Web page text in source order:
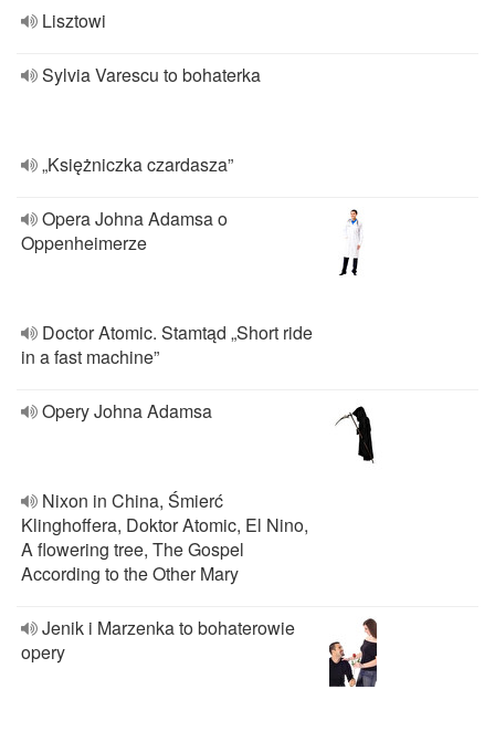
Lisztowi
Sylvia Varescu to bohaterka
„Księżniczka czardasza”
Opera Johna Adamsa o
Oppenheimerze
Doctor Atomic. Stamtąd „Short ride
in a fast machine”
Opery Johna Adamsa
Nixon in China, Śmierć
Klinghoffera, Doktor Atomic, El Nino,
A flowering tree, The Gospel
According to the Other Mary
Jenik i Marzenka to bohaterowie
opery